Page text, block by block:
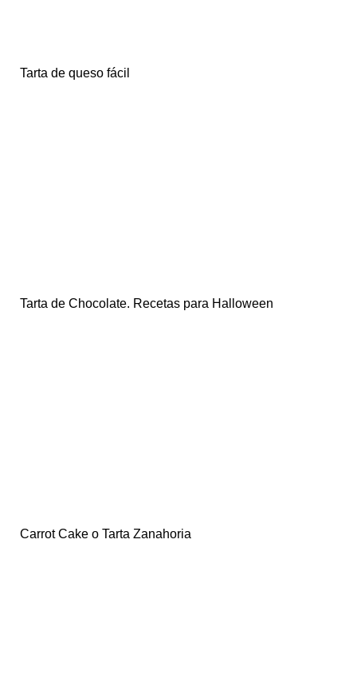
Tarta de queso fácil
Tarta de Chocolate. Recetas para Halloween
Carrot Cake o Tarta Zanahoria